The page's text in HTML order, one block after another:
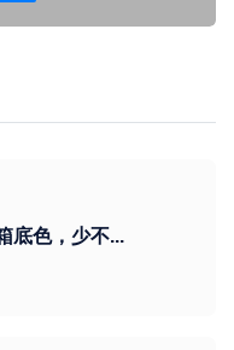
底色，少不...